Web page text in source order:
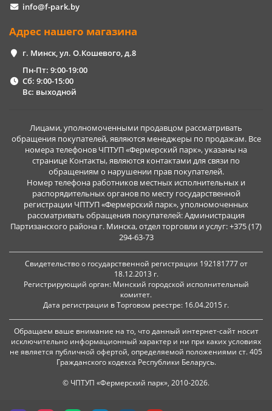
info@f-park.by
Адрес нашего магазина
г. Минск, ул. О.Кошевого, д.8
Пн-Пт: 9:00-19:00
Сб: 9:00-15:00
Вс: выходной
Лицами, уполномоченными продавцом рассматривать
обращения покупателей, являются менеджеры по продажам. Все
номера телефонов ЧПТУП «Фермерский парк», указаны на
странице Контакты, являются контактами для связи по
обращениям о нарушении прав покупателей.
Номер телефона работников местных исполнительных и
распорядительных органов по месту государственной
регистрации ЧПТУП «Фермерский парк», уполномоченных
рассматривать обращения покупателей: Администрация
Партизанского района г. Минска, отдел торговли и услуг: +375 (17)
294-63-73
Свидетельство о государственной регистрации 192181777 от
18.12.2013 г.
Регистрирующий орган: Минский городской исполнительный
комитет.
Дата регистрации в Торговом реестре: 16.04.2015 г.
Обращаем ваше внимание на то, что данный интернет-сайт носит
исключительно информационный характер и ни при каких условиях
не является публичной офертой, определяемой положениями ст. 405
Гражданского кодекса Республики Беларусь.
© ЧПТУП «Фермерский парк», 2010-2026.